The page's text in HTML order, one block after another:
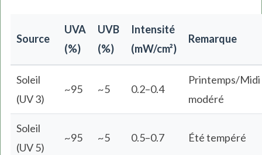
Source
UVA
(%)
UVB
(%)
Intensité
(mW/cm²)
Remarque
Soleil
(UV 3)
~95 ~5 0.2–0.4
Printemps/Midi
modéré
Soleil
(UV 5)
~95 ~5 0.5–0.7 Été tempéré